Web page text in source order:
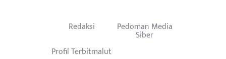
Redaksi Pedoman Media
Siber
Profil Terbitmalut